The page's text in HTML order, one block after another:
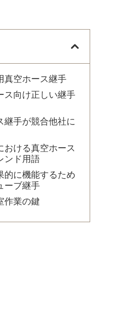
真空ホース継手
ス向け正しい継手
継手が競合他社に
おける真空ホース
ンド用語
的に機能するため
ーブ継手
作業の鍵